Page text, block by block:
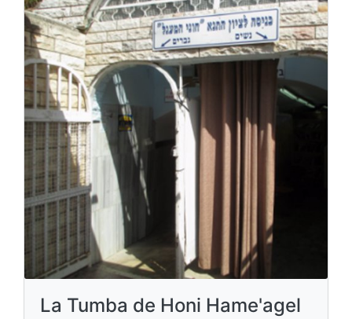
La Tumba de Honi Hame'agel